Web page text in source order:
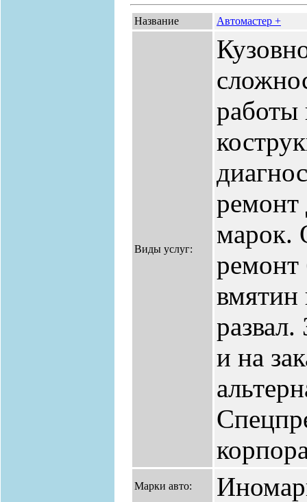
Название Автомастер +
Виды услуг:
работы
ремонт
марок.
ремонт
вмятин
и на
Марки авто: